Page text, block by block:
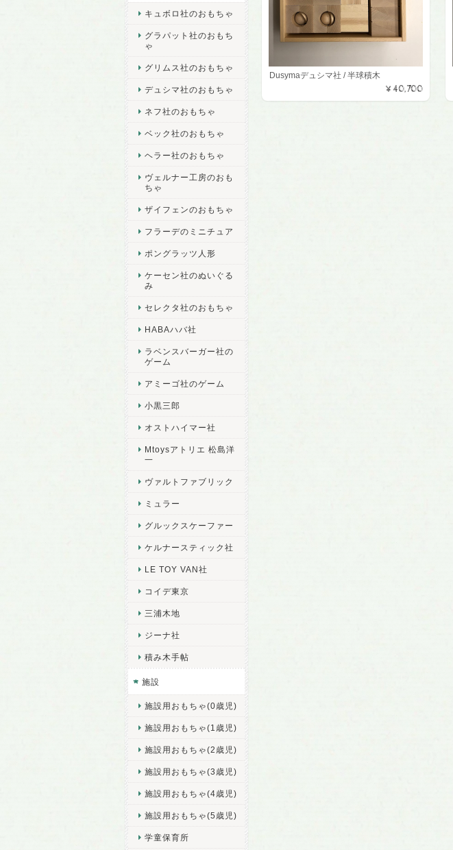
Dusymaデュシマ社 / 半球積木
¥40,700
キュボロ社のおもちゃ
グラパット社のおもち
ゃ
グリムス社のおもちゃ
デュシマ社のおもちゃ
ネフ社のおもちゃ
ベック社のおもちゃ
ヘラー社のおもちゃ
ヴェルナー工房のおも
ちゃ
ザイフェンのおもちゃ
フラーデのミニチュア
ポングラッツ人形
ケーセン社のぬいぐる
み
セレクタ社のおもちゃ
HABAハバ社
ラベンスバーガー社の
ゲーム
アミーゴ社のゲーム
小黒三郎
オストハイマー社
Mtoysアトリエ 松島洋
一
ヴァルトファブリック
ミュラー
グルックスケーファー
ケルナースティック社
LE TOY VAN社
コイデ東京
三浦木地
ジーナ社
積み木手帖
施設
施設用おもちゃ(0歳児)
施設用おもちゃ(1歳児)
施設用おもちゃ(2歳児)
施設用おもちゃ(3歳児)
施設用おもちゃ(4歳児)
施設用おもちゃ(5歳児)
学童保育所